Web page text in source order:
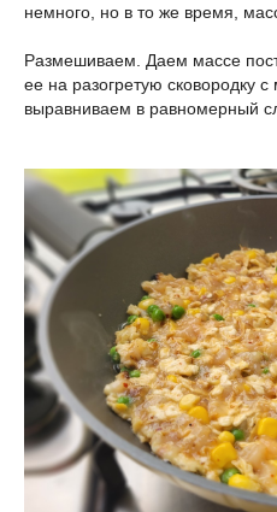
немного, но в то же время,
Размешиваем. Даем массе
ее на разогретую сковородку
выравниваем в равномерный